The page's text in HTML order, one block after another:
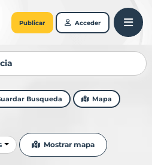
Publicar Acceder
Busqueda Mapa
Mostrar mapa